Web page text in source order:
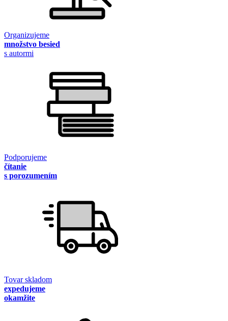
Organizujeme
množstvo besied
s autormi
Podporujeme
čítanie
s porozumením
Tovar skladom
expedujeme
okamžite